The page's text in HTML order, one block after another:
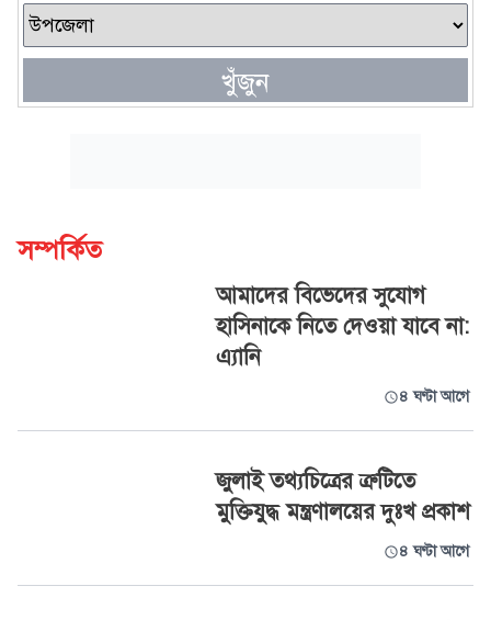
খুঁজুন
সম্পর্কিত
আমাদের বিভেদের সুযোগ
হাসিনাকে নিতে দেওয়া যাবে না:
এ্যানি
৪ ঘণ্টা আগে
জুলাই তথ্যচিত্রের ত্রুটিতে
মুক্তিযুদ্ধ মন্ত্রণালয়ের দুঃখ প্রকাশ
৪ ঘণ্টা আগে